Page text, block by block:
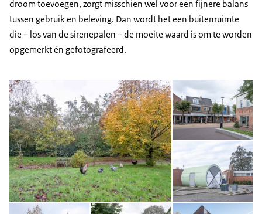
droom toevoegen, zorgt misschien wel voor een fijnere balans
tussen gebruik en beleving. Dan wordt het een buitenruimte
die – los van de sirenepalen – de moeite waard is om te worden
opgemerkt én gefotografeerd.
Open de galerij in
Open de galerij in vergrote weergaveOpen de galerij in vergrote